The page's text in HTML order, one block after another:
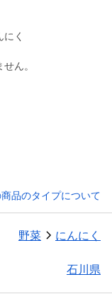
く
ん。
商品のタイプについて
野菜 にんにく
石川県